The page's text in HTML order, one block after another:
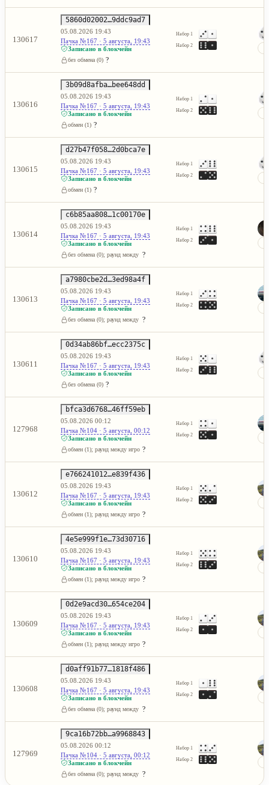
130617
5860d02002…9ddc9ad7
05.08.2026 19:43
Пачка №167 · 5 августа, 19:43
Записано в блокчейн
без обмена (0) ?
Набор 1
Набор 2
130616
3b09d8afba…bee648dd
05.08.2026 19:43
Пачка №167 · 5 августа, 19:43
Записано в блокчейн
обмен (1) ?
Набор 1
Набор 2
130615
d27b47f058…2d0bca7e
05.08.2026 19:43
Пачка №167 · 5 августа, 19:43
Записано в блокчейн
обмен (1) ?
Набор 1
Набор 2
130614
c6b85aa808…1c00170e
05.08.2026 19:43
Пачка №167 · 5 августа, 19:43
Записано в блокчейн
без обмена (0); раунд между игроками не состоялся
?
Набор 1
Набор 2
130613
a7980cbe2d…3ed98a4f
05.08.2026 19:43
Пачка №167 · 5 августа, 19:43
Записано в блокчейн
без обмена (0); раунд между игроками не состоялся
?
Набор 1
Набор 2
130611
0d34ab86bf…ecc2375c
05.08.2026 19:43
Пачка №167 · 5 августа, 19:43
Записано в блокчейн
без обмена (0) ?
Набор 1
Набор 2
127968
bfca3d6768…46ff59eb
05.08.2026 00:12
Пачка №104 · 5 августа, 00:12
Записано в блокчейн
обмен (1); раунд между игроками не состоялся
?
Набор 1
Набор 2
130612
e766241012…e839f436
05.08.2026 19:43
Пачка №167 · 5 августа, 19:43
Записано в блокчейн
обмен (1); раунд между игроками не состоялся
?
Набор 1
Набор 2
130610
4e5e999f1e…73d30716
05.08.2026 19:43
Пачка №167 · 5 августа, 19:43
Записано в блокчейн
обмен (1); раунд между игроками не состоялся
?
Набор 1
Набор 2
130609
0d2e9acd30…654ce204
05.08.2026 19:43
Пачка №167 · 5 августа, 19:43
Записано в блокчейн
обмен (1); раунд между игроками не состоялся
?
Набор 1
Набор 2
130608
d0aff91b77…1818f486
05.08.2026 19:43
Пачка №167 · 5 августа, 19:43
Записано в блокчейн
без обмена (0); раунд между игроками не состоялся
?
Набор 1
Набор 2
127969
9ca16b72bb…a9968843
05.08.2026 00:12
Пачка №104 · 5 августа, 00:12
Записано в блокчейн
без обмена (0); раунд между игроками не состоялся
?
Набор 1
Набор 2